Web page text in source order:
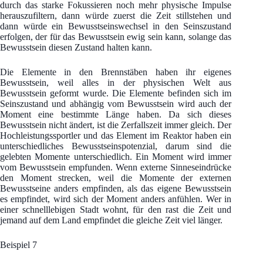
durch das starke Fokussieren noch mehr physische Impulse
herauszufiltern, dann würde zuerst die Zeit stillstehen und
dann würde ein Bewusstseinswechsel in den Seinszustand
erfolgen, der für das Bewusstsein ewig sein kann, solange das
Bewusstsein diesen Zustand halten kann.
Die Elemente in den Brennstäben haben ihr eigenes
Bewusstsein, weil alles in der physischen Welt aus
Bewusstsein geformt wurde. Die Elemente befinden sich im
Seinszustand und abhängig vom Bewusstsein wird auch der
Moment eine bestimmte Länge haben. Da sich dieses
Bewusstsein nicht ändert, ist die Zerfallszeit immer gleich. Der
Hochleistungssportler und das Element im Reaktor haben ein
unterschiedliches Bewusstseinspotenzial, darum sind die
gelebten Momente unterschiedlich. Ein Moment wird immer
vom Bewusstsein empfunden. Wenn externe Sinneseindrücke
den Moment strecken, weil die Momente der externen
Bewusstseine anders empfinden, als das eigene Bewusstsein
es empfindet, wird sich der Moment anders anfühlen. Wer in
einer schnelllebigen Stadt wohnt, für den rast die Zeit und
jemand auf dem Land empfindet die gleiche Zeit viel länger.
Beispiel 7